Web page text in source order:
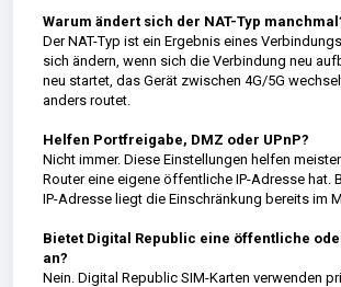
Warum ändert sich der NAT-Typ
Der NAT-Typ ist ein Ergebnis eines
sich ändern, wenn sich die Verbindung neu
neu startet, das Gerät zwischen 4G/5G
anders routet.
Helfen Portfreigabe, DMZ oder UPnP?
Nicht immer. Diese Einstellungen helfen
Router eine eigene öffentliche IP-Adresse hat.
IP-Adresse liegt die Einschränkung bereits im
Bietet Digital Republic eine öffentliche
an?
Nein. Digital Republic SIM-Karten verwenden